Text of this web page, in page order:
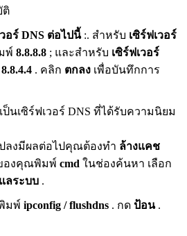
ติ
อร์ DNS ต่อไปนี้:. สำหรับ เซิร์ฟเวอร์
พ์ 8.8.8.8 ; และสำหรับ เซิร์ฟเวอร์
8.8.4.4 . คลิก ตกลง เพื่อบันทึกการ
เป็นเซิร์ฟเวอร์ DNS ที่ได้รับความนิยม
ลงมีผลต่อไปคุณต้องทำ ล้างแคช
องคุณพิมพ์ cmd ในช่องค้นหา เลือก
ลระบบ .
มพ์ ipconfig / flushdns . กด ป้อน.